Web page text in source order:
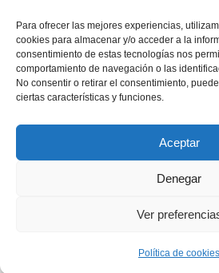
Para ofrecer las mejores experiencias,
cookies para almacenar y/o acceder a la
consentimiento de estas tecnologías nos
comportamiento de navegación o las
No consentir o retirar el consentimiento,
ciertas características y funciones.
Aceptar
Denegar
Ver
Política de cookies
964 81 37 63
Política de cookies (UE)
© 2026